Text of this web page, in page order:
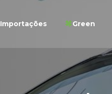
Importações Green